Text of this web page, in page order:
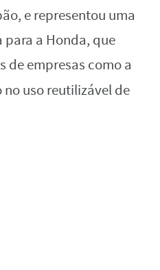
e representou uma
a Honda, que
de empresas como a
no uso reutilizável de